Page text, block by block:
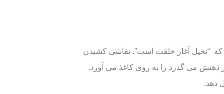
“تخیل آغاز خلقت است”. نقاشی کشیدن
ذهنش می گذرد را به روی کاغذ می آورد.
دهد.